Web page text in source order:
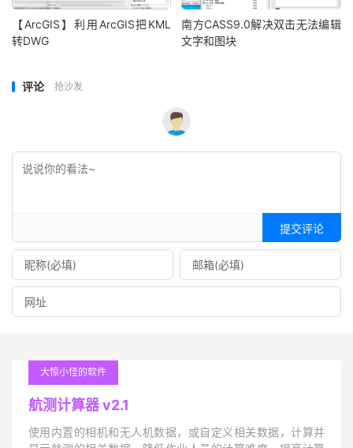
【ArcGIS】利用ArcGIS把KML
转DWG
南方CASS9.0解决双击无法编辑
文字和图块
评论 抢沙发
提交评论
大惊小怪的软件
航测计算器 v2.1
使用内置的相机和无人机数据，或自定义相关数据，计算并